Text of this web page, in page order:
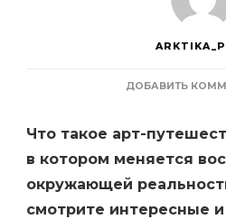
ДОБАВИТЬ
Что такое арт-
в котором меняется
окружающей
смотрите интересные